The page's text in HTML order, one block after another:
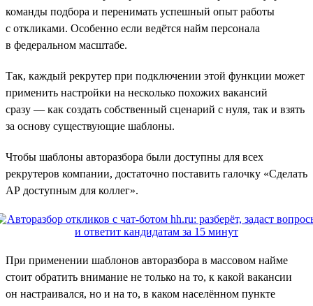
команды подбора и перенимать успешный опыт работы
с откликами. Особенно если ведётся найм персонала
в федеральном масштабе.
Так, каждый рекрутер при подключении этой функции может
применить настройки на несколько похожих вакансий
сразу — как создать собственный сценарий с нуля, так и взять
за основу существующие шаблоны.
Чтобы шаблоны авторазбора были доступны для всех
рекрутеров компании, достаточно поставить галочку «Сделать
АР доступным для коллег».
При применении шаблонов авторазбора в массовом найме
стоит обратить внимание не только на то, к какой вакансии
он настраивался, но и на то, в каком населённом пункте